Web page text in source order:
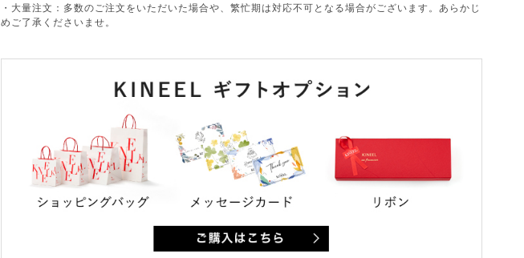
・大量注文：多数のご注文をいただいた場合や、繁忙期は対応不可となる場合がございます。あらかじ
めご了承くださいませ。